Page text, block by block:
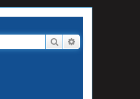
Szukaj